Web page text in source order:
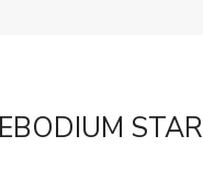
STAR